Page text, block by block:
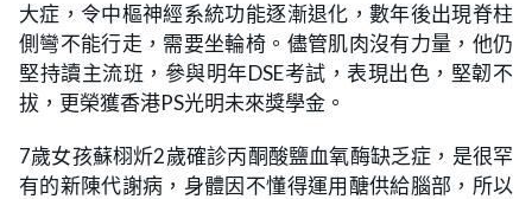
大症，令中樞神經系統功能逐漸退化，數年後出現脊柱
側彎不能行走，需要坐輪椅。儘管肌肉沒有力量，他仍
堅持讀主流班，參與明年DSE考試，表現出色，堅韌不
拔，更榮獲香港PS光明未來獎學金。
7歲女孩蘇栩炘2歲確診丙酮酸鹽血氧酶缺乏症，是很罕
有的新陳代謝病，身體因不懂得運用醣供給腦部，所以